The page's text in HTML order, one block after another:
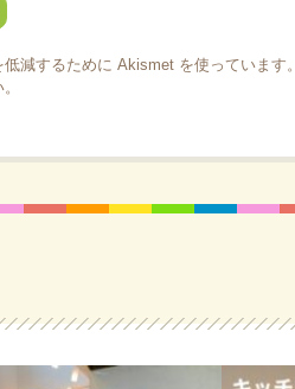
減するために Akismet を使っています。
。